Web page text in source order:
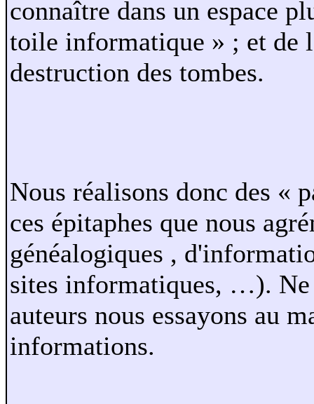
connaître dans un espace
toile informatique » ; et de
destruction des tombes.
Nous réalisons donc des «
ces épitaphes que nous
généalogiques ,
sites informatiques, …). Ne
auteurs nous essayons au
informations.